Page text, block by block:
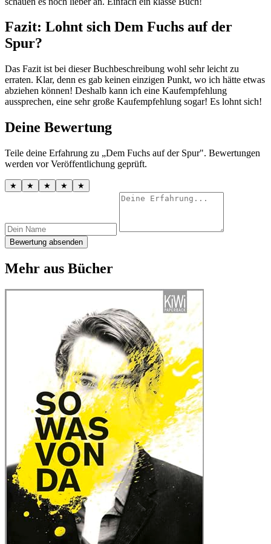
Fazit: Lohnt sich Dem Fuchs auf der
Spur?
Das Fazit ist bei dieser Buchbeschreibung wohl sehr leicht zu
erraten. Klar, denn es gab keinen einzigen Punkt, wo ich hätte etwas
abziehen können! Deshalb kann ich eine Kaufempfehlung
aussprechen, eine sehr große Kaufempfehlung sogar! Es lohnt sich!
Deine Bewertung
Teile deine Erfahrung zu „Dem Fuchs auf der Spur". Bewertungen
werden vor Veröffentlichung geprüft.
★ ★ ★ ★ ★
Bewertung absenden
Mehr aus Bücher